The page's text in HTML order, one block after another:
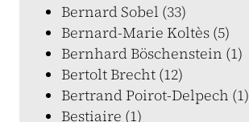
Bernard Sobel (33)
Bernard-Marie Koltès (5)
Bernhard Böschenstein (1)
Bertolt Brecht (12)
Bertrand Poirot-Delpech (1)
Bestiaire (1)